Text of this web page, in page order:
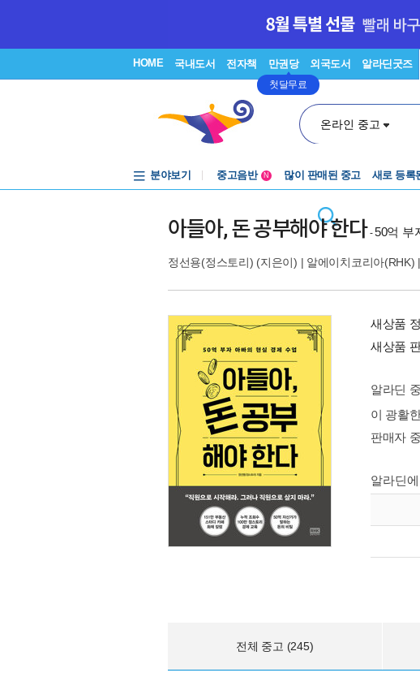
HOME 국내도서 전자책 만권당
첫달무료
외국도서 알라딘굿즈
온라인 중고
분야보기
중고음반
중고음반
N 많이 판매된 중고 새로 등록
아들아, 돈 공부해야 한다 -50억 부
정선용(정스토리) (지은이) | 알에이치코리아(RHK)
새상품
새상품
알라딘
이 광활
판매자
알라딘
전체 중고 (245)